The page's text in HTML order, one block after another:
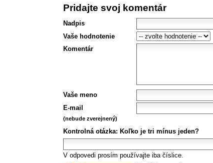
Pridajte svoj komentár
Nadpis
Vaše hodnotenie
Komentár
Vaše meno
E-mail
(nebude zverejnený)
Kontrolná otázka: Koľko je tri mínus jeden?
V odpovedi prosím používajte iba číslice.